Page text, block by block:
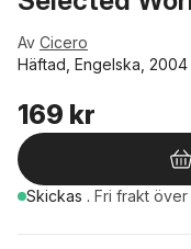
Av Cicero
Häftad, Engelska, 2004
169 kr
Skickas . Fri frakt över